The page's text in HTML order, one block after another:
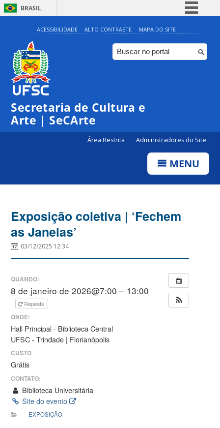
BRASIL
Simplifique!
Comunica BR
Participe
ACESSIBILIDADE ALTO CONTRASTE MAPA DO SITE
Secretaria de Cultura e
Arte | SeCArte
Área Restrita Administradores do Site
MENU
Exposição coletiva | ‘Fechem
as Janelas’
03/12/2025 12:34
QUANDO:
8 de janeiro de 2026@7:00 – 13:00
Repeats
ONDE:
Hall Principal - Biblioteca Central
UFSC - Trindade | Florianópolis
CUSTO
Grátis
CONTATO:
Biblioteca Universitária
Site do evento
EXPOSIÇÃO